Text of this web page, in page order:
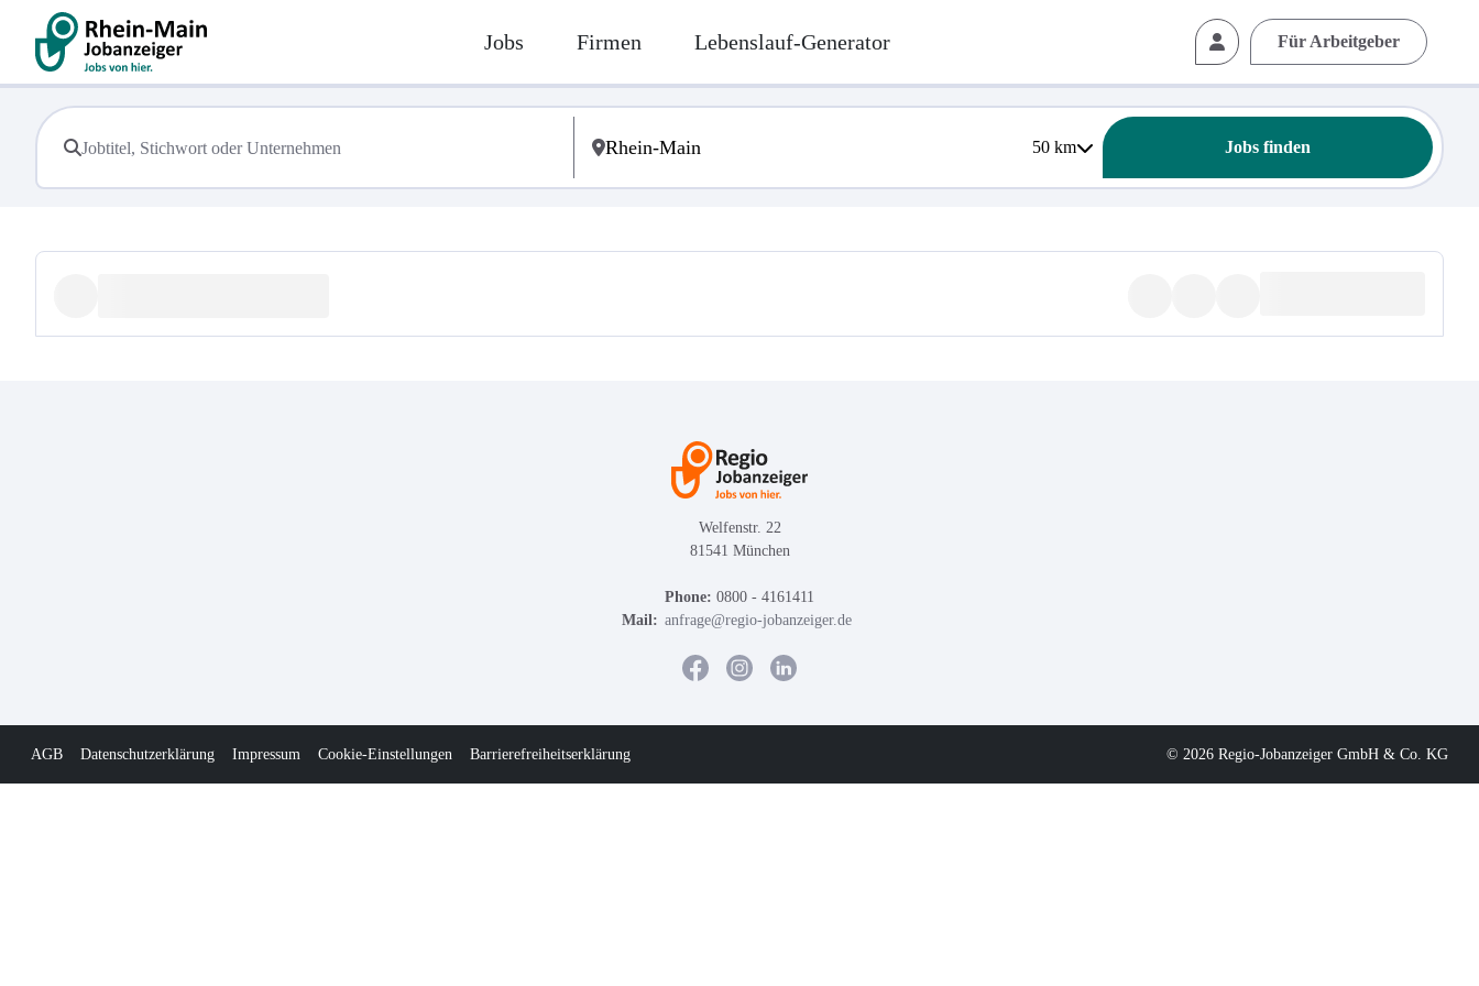
Jobs Firmen Lebenslauf-Generator Für Arbeitgeber
50km Jobs finden
Welfenstr. 22
81541 München
Phone: 0800 - 4161411
Mail: anfrage@regio-jobanzeiger.de
AGB Datenschutzerklärung Impressum Cookie-Einstellungen Barrierefreiheitserklärung © 2026 Regio-Jobanzeiger GmbH & Co. KG